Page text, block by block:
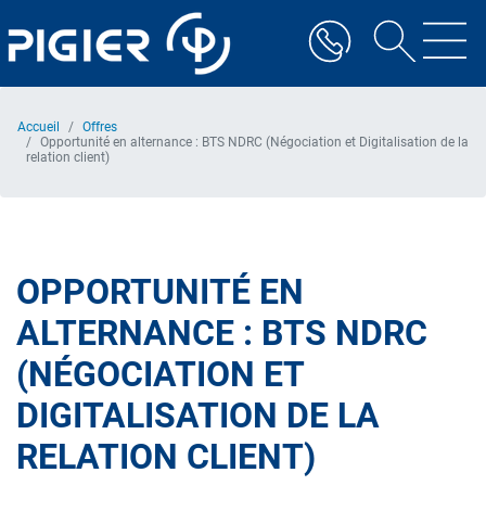
au
contenu
Accueil
Offres
Opportunité en alternance : BTS NDRC (Négociation et Digitalisation de la
relation client)
OPPORTUNITÉ EN
ALTERNANCE : BTS NDRC
(NÉGOCIATION ET
DIGITALISATION DE LA
RELATION CLIENT)